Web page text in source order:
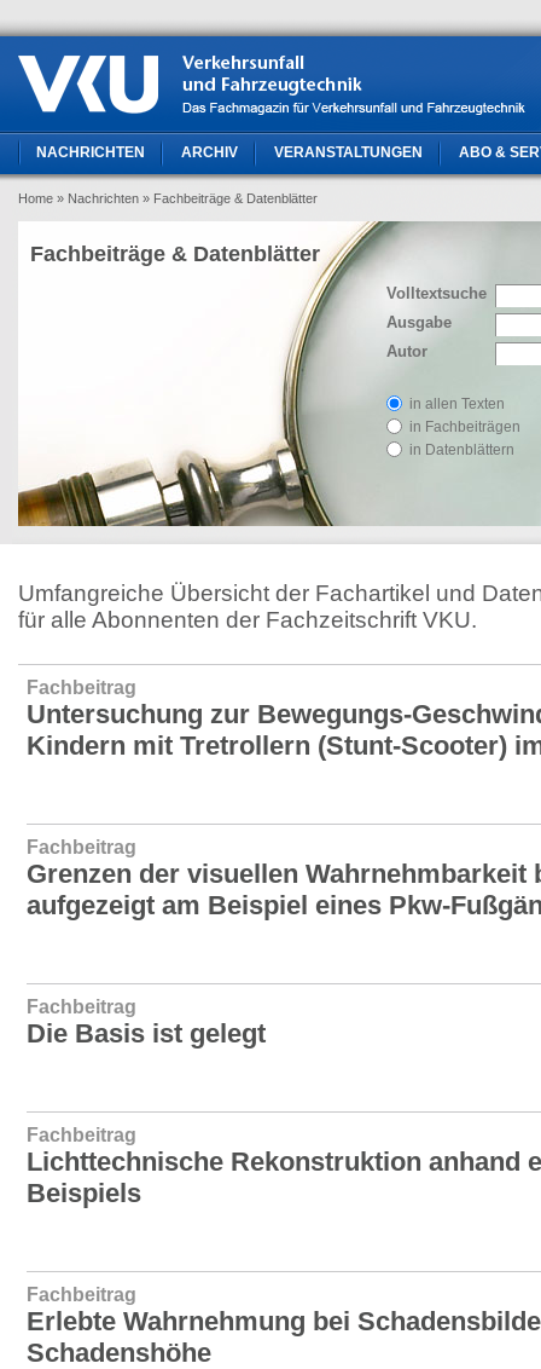
NACHRICHTEN ARCHIV VERANSTALTUNGEN ABO &
Home » Nachrichten » Fachbeiträge & Datenblätter
Volltextsuche
Ausgabe
Autor
in allen Texten
in Fachbeiträgen
in Datenblättern
Fachbeiträge & Datenblätter
Umfangreiche Übersicht der Fachartikel und
für alle Abonnenten der Fachzeitschrift VKU.
Fachbeitrag
Untersuchung zur Bewegungs-
Kindern mit Tretrollern (Stunt-Scooter)
Fachbeitrag
Grenzen der visuellen Wahrnehmbarkeit
aufgezeigt am Beispiel eines Pkw-
Fachbeitrag
Die Basis ist gelegt
Fachbeitrag
Lichttechnische Rekonstruktion anhand
Beispiels
Fachbeitrag
Erlebte Wahrnehmung bei
Schadenshöhe